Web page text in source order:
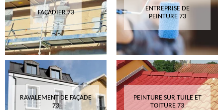
FAÇADIER 73
ENTREPRISE DE
PEINTURE 73
RAVALEMENT DE FAÇADE
73
PEINTURE SUR TUILE ET
TOITURE 73